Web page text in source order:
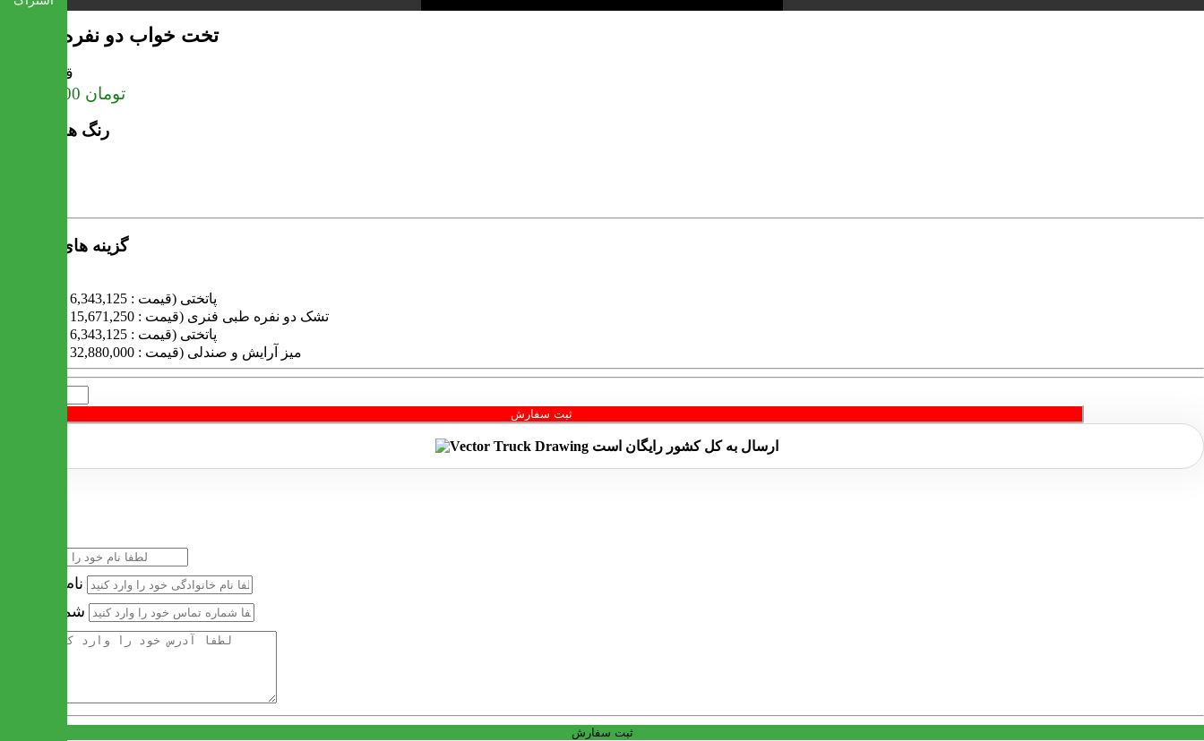
تخت خواب دو نفره دیاموند
قیمت
22,992,000 تومان
رنگ های موجود
گزینه های محصول
پاتختی (قیمت : 6,343,125 تومان)
تشک دو نفره طبی فنری (قیمت : 15,671,250 تومان)
پاتختی (قیمت : 6,343,125 تومان)
میز آرایش و صندلی (قیمت : 32,880,000 تومان)
ثبت سفارش
ارسال به کل کشوررایگان است
نام خانوادگی
شماره تماس
ثبت سفارش